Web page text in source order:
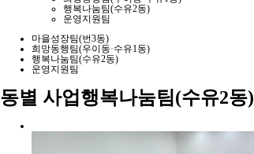
행복나눔팀(수유2동)
운영지원팀
마을성장팀(번3동)
희망동행팀(우이동·수유1동)
행복나눔팀(수유2동)
운영지원팀
동별 사업 행복나눔팀(수유2동)